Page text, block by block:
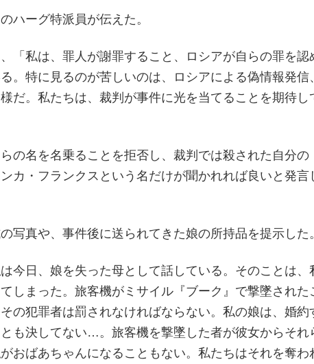
ハーグ特派員が伝えた。
「私は、罪人が謝罪すること、ロシアが自らの罪を認
。特に見るのが苦しいのは、ロシアによる偽情報発信、
だ。私たちは、裁判が事件に光を当てることを期待し
の名を名乗ることを拒否し、裁判では殺された自分の
カ・フランクスという名だけが聞かれれば良いと発言
写真や、事件後に送られてきた娘の所持品を提示した。
今日、娘を失った母として話している。そのことは、
しまった。旅客機がミサイル『ブーク』で撃墜された
の犯罪者は罰されなければならない。私の娘は、婚約
も決してない…。旅客機を撃墜した者が彼女からそれ
おばあちゃんになることもない。私たちはそれを奪わ